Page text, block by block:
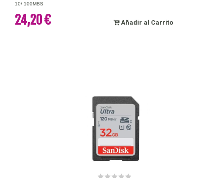
10/ 100MBS
24,20 € Añadir al Carrito